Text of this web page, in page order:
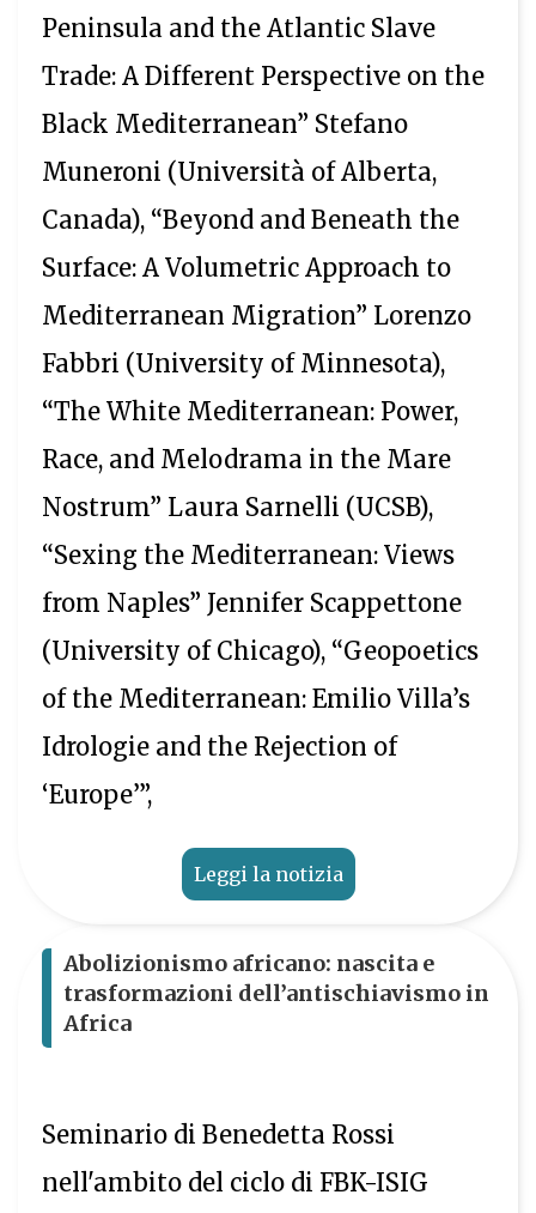
Peninsula and the Atlantic Slave
Trade: A Different Perspective on the
Black Mediterranean” Stefano
Muneroni (Università of Alberta,
Canada), “Beyond and Beneath the
Surface: A Volumetric Approach to
Mediterranean Migration” Lorenzo
Fabbri (University of Minnesota),
“The White Mediterranean: Power,
Race, and Melodrama in the Mare
Nostrum” Laura Sarnelli (UCSB),
“Sexing the Mediterranean: Views
from Naples” Jennifer Scappettone
(University of Chicago), “Geopoetics
of the Mediterranean: Emilio Villa’s
Idrologie and the Rejection of
‘Europe’”,
Leggi la notizia
Abolizionismo africano: nascita e
trasformazioni dell’antischiavismo in
Africa
Seminario di Benedetta Rossi
nell'ambito del ciclo di FBK-ISIG